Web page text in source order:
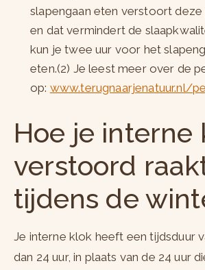
slapengaan eten verstoort
en dat vermindert de
kun je twee uur voor het
eten.(2) Je leest meer over de
op: www.terugnaarjenatuur.nl/
Hoe je interne
verstoord
tijdens de
Je interne klok heeft een tijdsduur
dan 24 uur, in plaats van de 24 uur